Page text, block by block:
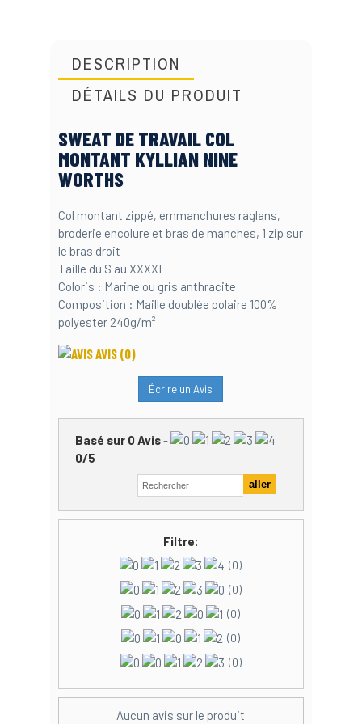
DESCRIPTION
DÉTAILS DU PRODUIT
SWEAT DE TRAVAIL COL
MONTANT KYLLIAN NINE
WORTHS
Col montant zippé, emmanchures raglans,
broderie encolure et bras de manches, 1 zip sur
le bras droit
Taille du S au XXXXL
Coloris : Marine ou gris anthracite
Composition : Maille doublée polaire 100%
polyester 240g/m²
AVIS (0)
Écrire un Avis
Basé sur 0Avis-
0/5
Filtre:
(0)
(0)
(0)
(0)
(0)
Aucun avis sur le produit